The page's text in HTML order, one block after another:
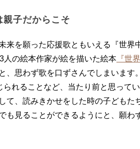
親子だからこそ
を願った応援歌ともいえる『世界
人の絵本作家が絵を描いた絵本 『世
、思わず歌を口ずさんでしまいます
られることなど、当たり前と思って
て、読みきかせをした時の子どもた
も見ることができるようにと、願わ